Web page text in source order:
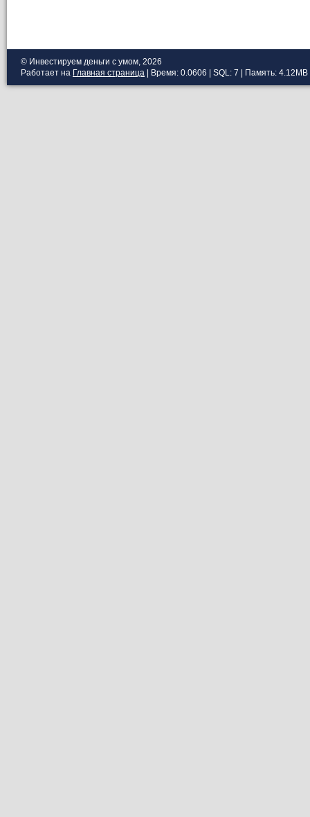
© Инвестируем деньги с умом, 2026
Работает на Главная страница | Время: 0.0606 | SQL: 7 | Память: 4.12MB